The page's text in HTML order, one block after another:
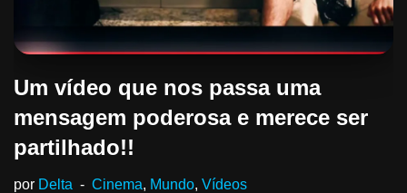
Um vídeo que nos passa uma
mensagem poderosa e merece ser
partilhado!!
por Delta Cinema, Mundo, Vídeos